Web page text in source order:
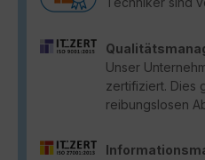
Unser
zertifiziert. Dies
reibungslosen